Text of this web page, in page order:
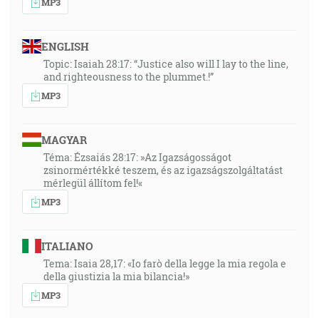
ENGLISH
Topic: Isaiah 28:17: “Justice also will I lay to the line,
and righteousness to the plummet.!”
MP3
MAGYAR
Téma: Ézsaiás 28:17: »Az Igazságosságot
zsinormértékké teszem, és az igazságszolgáltatást
mérlegül állítom fel!«
MP3
ITALIANO
Tema: Isaia 28,17: «Io farò della legge la mia regola e
della giustizia la mia bilancia!»
MP3